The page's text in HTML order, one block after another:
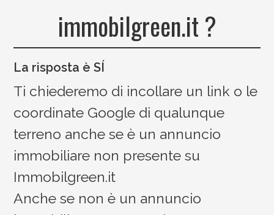
immobilgreen.it ?
La risposta è SÍ
Ti chiederemo di incollare un link o le
coordinate Google di qualunque
terreno anche se è un annuncio
immobiliare non presente su
Immobilgreen.it
Anche se non è un annuncio